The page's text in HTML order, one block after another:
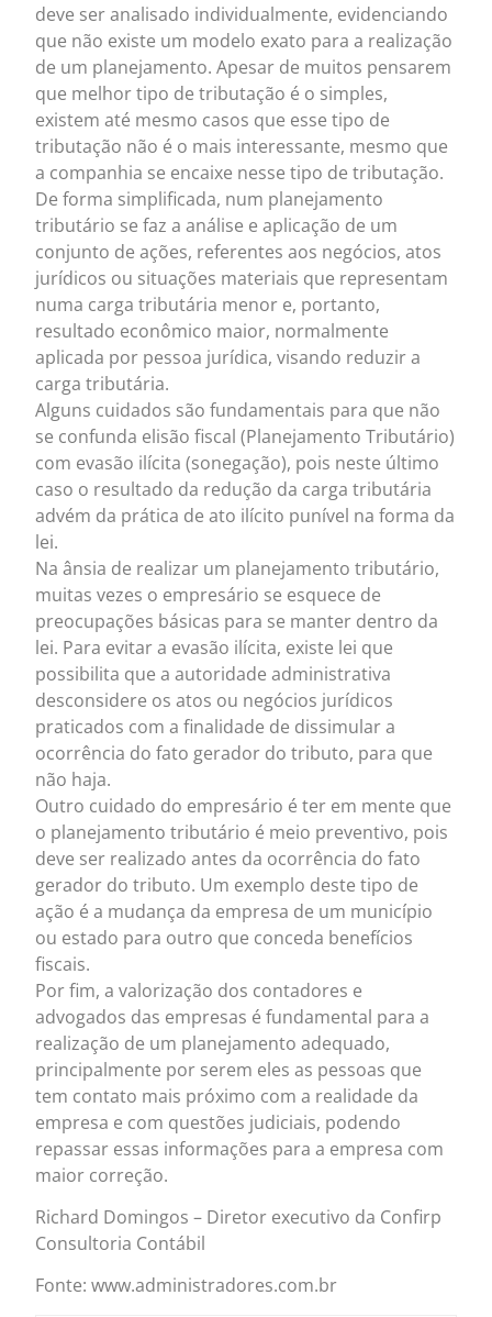
deve ser analisado individualmente, evidenciando
que não existe um modelo exato para a realização
de um planejamento. Apesar de muitos pensarem
que melhor tipo de tributação é o simples,
existem até mesmo casos que esse tipo de
tributação não é o mais interessante, mesmo que
a companhia se encaixe nesse tipo de tributação.
De forma simplificada, num planejamento
tributário se faz a análise e aplicação de um
conjunto de ações, referentes aos negócios, atos
jurídicos ou situações materiais que representam
numa carga tributária menor e, portanto,
resultado econômico maior, normalmente
aplicada por pessoa jurídica, visando reduzir a
carga tributária.
Alguns cuidados são fundamentais para que não
se confunda elisão fiscal (Planejamento Tributário)
com evasão ilícita (sonegação), pois neste último
caso o resultado da redução da carga tributária
advém da prática de ato ilícito punível na forma da
lei.
Na ânsia de realizar um planejamento tributário,
muitas vezes o empresário se esquece de
preocupações básicas para se manter dentro da
lei. Para evitar a evasão ilícita, existe lei que
possibilita que a autoridade administrativa
desconsidere os atos ou negócios jurídicos
praticados com a finalidade de dissimular a
ocorrência do fato gerador do tributo, para que
não haja.
Outro cuidado do empresário é ter em mente que
o planejamento tributário é meio preventivo, pois
deve ser realizado antes da ocorrência do fato
gerador do tributo. Um exemplo deste tipo de
ação é a mudança da empresa de um município
ou estado para outro que conceda benefícios
fiscais.
Por fim, a valorização dos contadores e
advogados das empresas é fundamental para a
realização de um planejamento adequado,
principalmente por serem eles as pessoas que
tem contato mais próximo com a realidade da
empresa e com questões judiciais, podendo
repassar essas informações para a empresa com
maior correção.
Richard Domingos – Diretor executivo da Confirp
Consultoria Contábil
Fonte: www.administradores.com.br